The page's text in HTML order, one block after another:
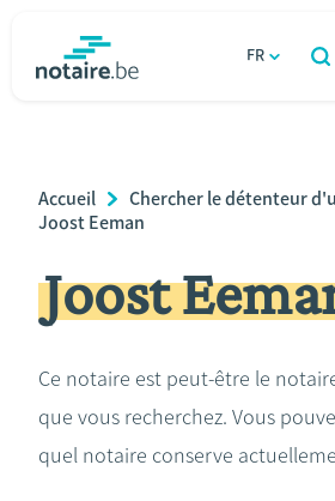
FR
Relations et vivre ensemble
Héritage et donations
Le notaire
Breadcrumb
Accueil
Chercher le détenteur
Joost Eeman
Joost
Ce notaire est peut-être le
que vous recherchez. Vous
quel notaire conserve